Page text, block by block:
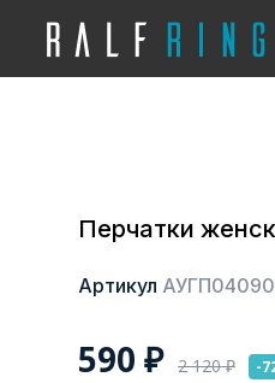
Перчатки
Артикул
590 ₽ 2 120₽ -